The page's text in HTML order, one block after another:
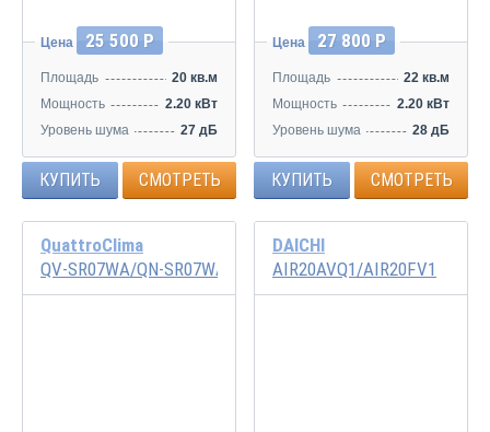
Цена 25 500 Р
Площадь
20 кв.м
Мощность
2.20 кВт
Уровень шума
27 дБ
КУПИТЬ СМОТРЕТЬ
Цена 27 800 Р
Площадь
22 кв.м
Мощность
2.20 кВт
Уровень шума
28 дБ
КУПИТЬ СМОТРЕТЬ
QuattroClima
QV-SR07WA/QN-SR07WA
DAICHI
AIR20AVQ1/AIR20FV1